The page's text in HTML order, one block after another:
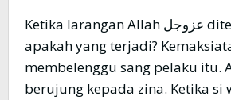
Ketika larangan Allah عزوجل diterjang, maka
apakah yang terjadi?
membelenggu sang pelaku itu.
berujung kepada zina. Ketika si